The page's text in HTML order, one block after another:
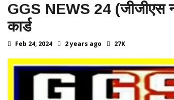
GGS NEWS 24 (जीजीएस
कार्ड
Feb 24, 2024 2 years ago 27K